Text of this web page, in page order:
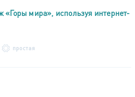
«Горы мира», используя интернет-
простая